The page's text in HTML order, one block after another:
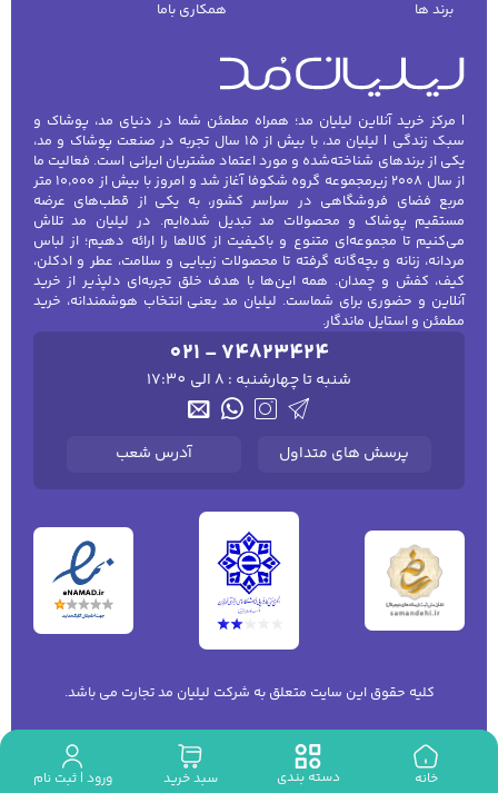
برند ها
همکاری باما
| مرکز خرید آنلاین لیلیان مد؛ همراه مطمئن شما در دنیای مد، پوشاک و
سبک زندگی | لیلیان مد، با بیش از ۱۵ سال تجربه در صنعت پوشاک و مد،
یکی از برندهای شناخته‌شده و مورد اعتماد مشتریان ایرانی است. فعالیت ما
از سال ۲۰۰۸ زیرمجموعه گروه شکوفا آغاز شد و امروز با بیش از ۱۰٬۰۰۰ متر
مربع فضای فروشگاهی در سراسر کشور، به یکی از قطب‌های عرضه
مستقیم پوشاک و محصولات مد تبدیل شده‌ایم. در لیلیان مد تلاش
می‌کنیم تا مجموعه‌ای متنوع و باکیفیت از کالاها را ارائه دهیم؛ از لباس
مردانه، زنانه و بچه‌گانه گرفته تا محصولات زیبایی و سلامت، عطر و ادکلن،
کیف، کفش و چمدان. همه این‌ها با هدف خلق تجربه‌ای دلپذیر از خرید
آنلاین و حضوری برای شماست. لیلیان مد یعنی انتخاب هوشمندانه، خرید
مطمئن و استایل ماندگار.
021 - 74823424
شنبه تا چهارشنبه : 8 الی 17:30
پرسش های متداول آدرس شعب
کلیه حقوق این سایت متعلق به شرکت لیلیان مد تجارت می باشد.
خانه دسته بندی سبد خرید ورود | ثبت نام